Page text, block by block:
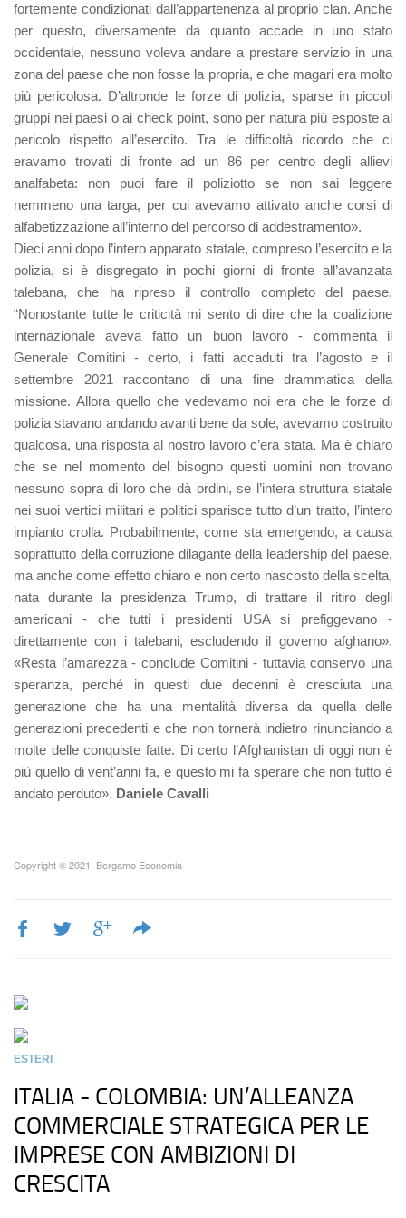
fortemente condizionati dall’appartenenza al proprio clan. Anche
per questo, diversamente da quanto accade in uno stato
occidentale, nessuno voleva andare a prestare servizio in una
zona del paese che non fosse la propria, e che magari era molto
più pericolosa. D’altronde le forze di polizia, sparse in piccoli
gruppi nei paesi o ai check point, sono per natura più esposte al
pericolo rispetto all’esercito. Tra le difficoltà ricordo che ci
eravamo trovati di fronte ad un 86 per centro degli allievi
analfabeta: non puoi fare il poliziotto se non sai leggere
nemmeno una targa, per cui avevamo attivato anche corsi di
alfabetizzazione all’interno del percorso di addestramento».
Dieci anni dopo l’intero apparato statale, compreso l’esercito e la
polizia, si è disgregato in pochi giorni di fronte all’avanzata
talebana, che ha ripreso il controllo completo del paese.
“Nonostante tutte le criticità mi sento di dire che la coalizione
internazionale aveva fatto un buon lavoro - commenta il
Generale Comitini - certo, i fatti accaduti tra l’agosto e il
settembre 2021 raccontano di una fine drammatica della
missione. Allora quello che vedevamo noi era che le forze di
polizia stavano andando avanti bene da sole, avevamo costruito
qualcosa, una risposta al nostro lavoro c’era stata. Ma è chiaro
che se nel momento del bisogno questi uomini non trovano
nessuno sopra di loro che dà ordini, se l’intera struttura statale
nei suoi vertici militari e politici sparisce tutto d’un tratto, l’intero
impianto crolla. Probabilmente, come sta emergendo, a causa
soprattutto della corruzione dilagante della leadership del paese,
ma anche come effetto chiaro e non certo nascosto della scelta,
nata durante la presidenza Trump, di trattare il ritiro degli
americani - che tutti i presidenti USA si prefiggevano -
direttamente con i talebani, escludendo il governo afghano».
«Resta l’amarezza - conclude Comitini - tuttavia conservo una
speranza, perché in questi due decenni è cresciuta una
generazione che ha una mentalità diversa da quella delle
generazioni precedenti e che non tornerà indietro rinunciando a
molte delle conquiste fatte. Di certo l’Afghanistan di oggi non è
più quello di vent’anni fa, e questo mi fa sperare che non tutto è
andato perduto». Daniele Cavalli
Copyright © 2021, Bergamo Economia
ESTERI
ITALIA - COLOMBIA: UN’ALLEANZA
COMMERCIALE STRATEGICA PER LE
IMPRESE CON AMBIZIONI DI
CRESCITA